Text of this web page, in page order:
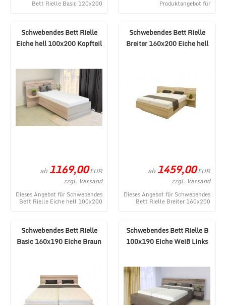
Bett Rielle Basic 120x200 Produktangebot für
Schwebendes Bett Rielle
Eiche hell 100x200 Kopfteil
ab 1169,00EUR
zzgl. Versand
Dieses Angebot für Schwebendes
Bett Rielle Eiche hell 100x200
Schwebendes Bett Rielle
Breiter 160x200 Eiche hell
ab 1459,00EUR
zzgl. Versand
Dieses Angebot für Schwebendes
Bett Rielle Breiter 160x200
Schwebendes Bett Rielle
Basic 160x190 Eiche Braun
Schwebendes Bett Rielle B
100x190 Eiche Weiß Links